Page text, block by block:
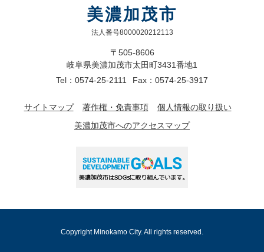
美濃加茂市
法人番号8000020212113
〒505-8606
岐阜県美濃加茂市太田町3431番地1
Tel：0574-25-2111
Fax：0574-25-3917
サイトマップ 著作権・免責事項
個人情報の取り扱い
美濃加茂市へのアクセスマップ
Copyright Minokamo City. All rights reserved.